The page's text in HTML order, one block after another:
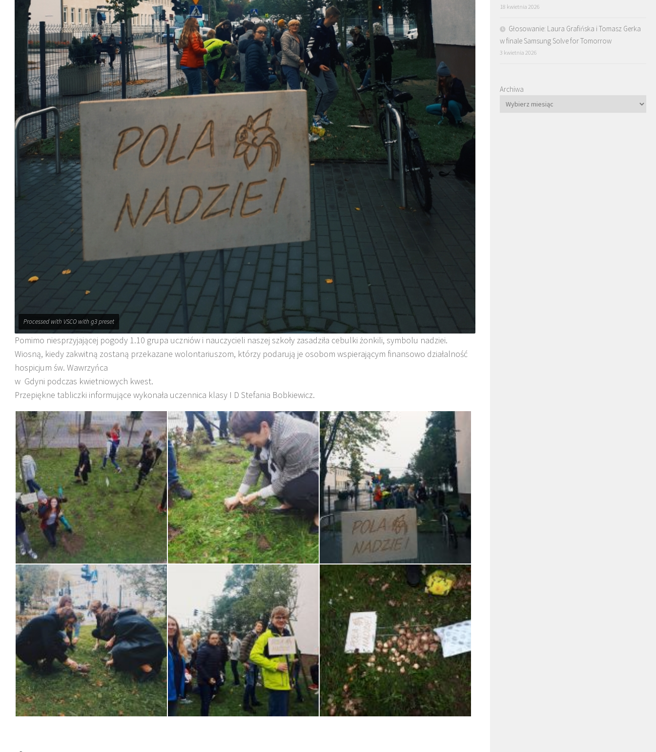
Processed with VSCO with g3 preset
Pomimo niesprzyjającej pogody 1.10 grupa uczniów i nauczycieli naszej szkoły zasadziła cebulki żonkili, symbolu nadziei.
Wiosną, kiedy zakwitną zostaną przekazane wolontariuszom, którzy podarują je osobom wspierającym finansowo działalność
hospicjum św. Wawrzyńca
w Gdyni podczas kwietniowych kwest.
Przepiękne tabliczki informujące wykonała uczennica klasy I D Stefania Bobkiewicz.
Processed with VSCO with preset Processed with VSCO with f2 preset Processed with VSCO with g3 preset
18 kwietnia 2026
Głosowanie: Laura Grafińska i Tomasz Gerka
w finale Samsung Solve for Tomorrow
3 kwietnia 2026
Archiwa